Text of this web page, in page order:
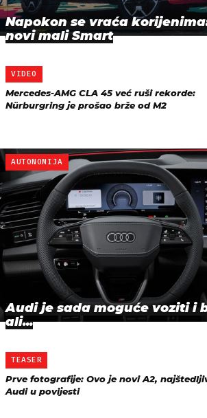
Napokon se vraća
novi mali Smart
VIDEO
Mercedes-AMG CLA 45 već ruši rekorde:
Nürburgring je prošao brže od M2
AUTONOMIJA
Audi je sada moguće voziti i
ali...
TEASER
Prve fotografije: Ovo je novi A2,
Audi u povijesti